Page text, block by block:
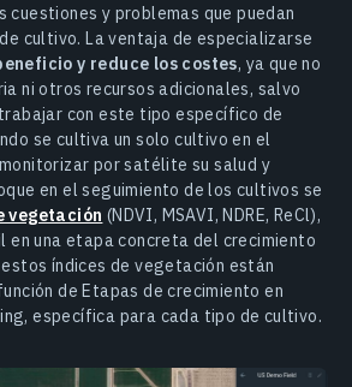
cuestiones y problemas que puedan
cultivo. La ventaja de especializarse
y reduce los costes, ya que no
ni otros recursos adicionales, salvo
con este tipo específico de
se cultiva un solo cultivo en el
por satélite su salud y
en el seguimiento de los cultivos se
vegetación (NDVI, MSAVI, NDRE, ReCl),
en una etapa concreta del crecimiento
índices de vegetación están
de Etapas de crecimiento en
específica para cada tipo de cultivo.